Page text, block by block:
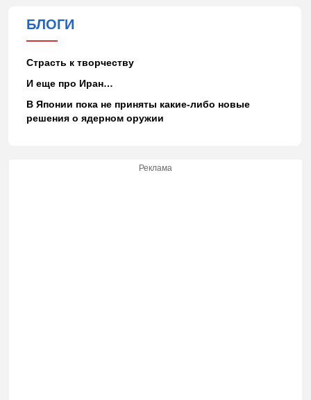
БЛОГИ
Страсть к творчеству
И еще про Иран…
В Японии пока не приняты какие-либо новые
решения о ядерном оружии
Реклама